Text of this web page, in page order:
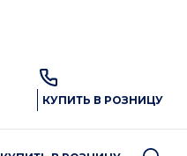
КУПИТЬ В РОЗНИЦУ